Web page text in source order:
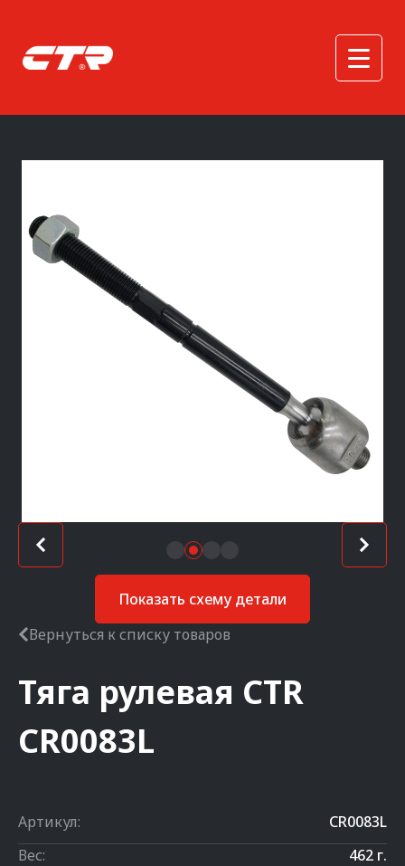
Показать схему детали
Вернуться к списку товаров
Тяга рулевая CTR
CR0083L
Артикул:
CR0083L
Вес:
462 г.